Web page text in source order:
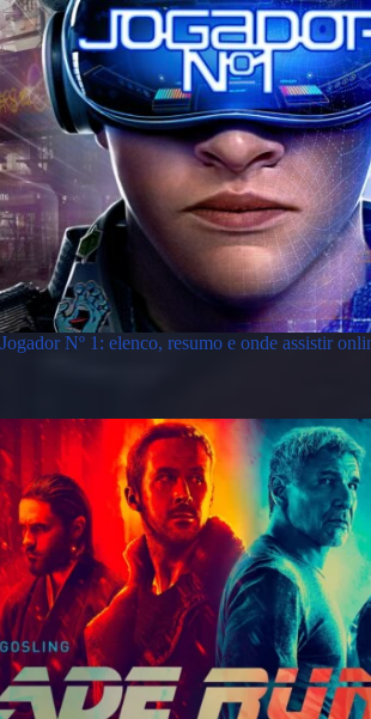
Jogador Nº 1: elenco, resumo e onde assistir